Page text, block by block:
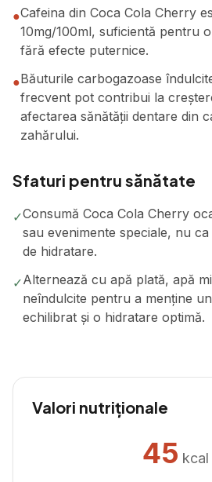
●Cafeina din Coca Cola Cherry
10mg/100ml, suficientă pentru
fără efecte puternice.
●Băuturile carbogazoase
frecvent pot contribui la
afectarea sănătății dentare din
zahărului.
Sfaturi pentru sănătate
✓Consumă Coca Cola Cherry
sau evenimente speciale, nu
de hidratare.
✓Alternează cu apă plată, apă
neîndulcite pentru a menține
echilibrat și o hidratare optimă.
Valori nutriționale
45 kcal